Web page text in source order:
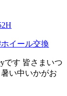
ホイール交換
です 皆さまいつ
い中いかがお